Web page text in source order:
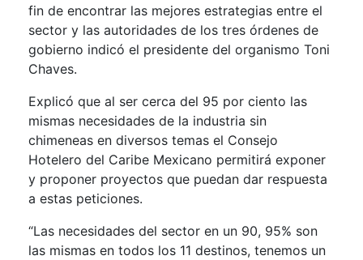
fin de encontrar las mejores estrategias entre el
sector y las autoridades de los tres órdenes de
gobierno indicó el presidente del organismo Toni
Chaves.
Explicó que al ser cerca del 95 por ciento las
mismas necesidades de la industria sin
chimeneas en diversos temas el Consejo
Hotelero del Caribe Mexicano permitirá exponer
y proponer proyectos que puedan dar respuesta
a estas peticiones.
“Las necesidades del sector en un 90, 95% son
las mismas en todos los 11 destinos, tenemos un